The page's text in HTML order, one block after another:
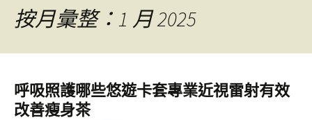
容
區
按月彙整：1 月 2025
呼吸照護哪些悠遊卡套專業近視雷射有效
改善瘦身茶